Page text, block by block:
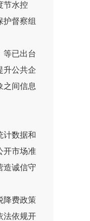
节水控
护督察组
等已出台
升公共企
之间信息
计数据和
开市场准
造诚信守
降费政策
法依规开